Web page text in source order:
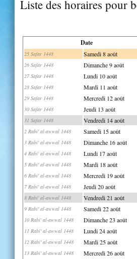
Liste des horaires pour
Date
25 Safar 1448 Samedi 8 août
26 Safar 1448 Dimanche 9 août
27 Safar 1448 Lundi 10 août
28 Safar 1448 Mardi 11 août
29 Safar 1448 Mercredi 12 août
30 Safar 1448 Jeudi 13 août
31 Safar 1448 Vendredi 14 août
2 Rabi' al-awwal 1448 Samedi 15 août
3 Rabi' al-awwal 1448 Dimanche 16 août
4 Rabi' al-awwal 1448 Lundi 17 août
5 Rabi' al-awwal 1448 Mardi 18 août
6 Rabi' al-awwal 1448 Mercredi 19 août
7 Rabi' al-awwal 1448 Jeudi 20 août
8 Rabi' al-awwal 1448 Vendredi 21 août
9 Rabi' al-awwal 1448 Samedi 22 août
10 Rabi' al-awwal 1448 Dimanche 23 août
11 Rabi' al-awwal 1448 Lundi 24 août
12 Rabi' al-awwal 1448 Mardi 25 août
13 Rabi' al-awwal 1448 Mercredi 26 août